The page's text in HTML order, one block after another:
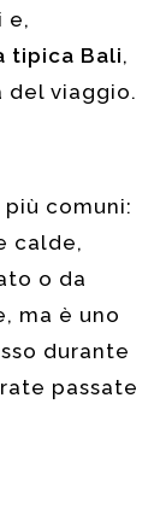
e,
tipica Bali,
del viaggio.
comuni:
calde,
o da
ma è uno
durante
passate